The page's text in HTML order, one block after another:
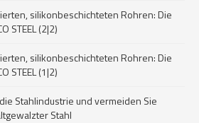
silikonbeschichteten Rohren: Die
STEEL (2|2)
silikonbeschichteten Rohren: Die
STEEL (1|2)
Stahlindustrie und vermeiden Sie
Stahl